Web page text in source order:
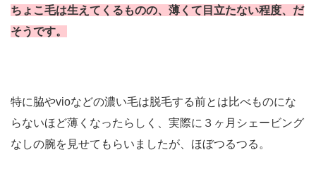
ちょこ毛は生えてくるものの、薄くて目立たない程度、だ
そうです。
特に脇やvioなどの濃い毛は脱毛する前とは比べものにな
らないほど薄くなったらしく、実際に３ヶ月シェービング
なしの腕を見せてもらいましたが、ほぼつるつる。